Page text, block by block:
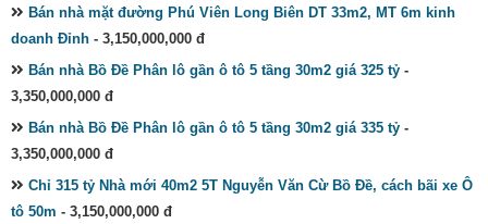
Bán nhà mặt đường Phú Viên Long Biên DT 33m2, MT 6m kinh
doanh Đỉnh - 3,150,000,000 đ
Bán nhà Bồ Đề Phân lô gần ô tô 5 tầng 30m2 giá 325 tỷ -
3,350,000,000 đ
Bán nhà Bồ Đề Phân lô gần ô tô 5 tầng 30m2 giá 335 tỷ -
3,350,000,000 đ
Chỉ 315 tỷ Nhà mới 40m2 5T Nguyễn Văn Cừ Bồ Đề, cách bãi xe Ô
tô 50m - 3,150,000,000 đ